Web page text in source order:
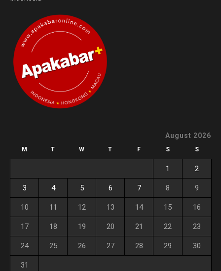
August 2026
M T W T F S S
1 2
3 4 5 6 7 8 9
10 11 12 13 14 15 16
17 18 19 20 21 22 23
24 25 26 27 28 29 30
31